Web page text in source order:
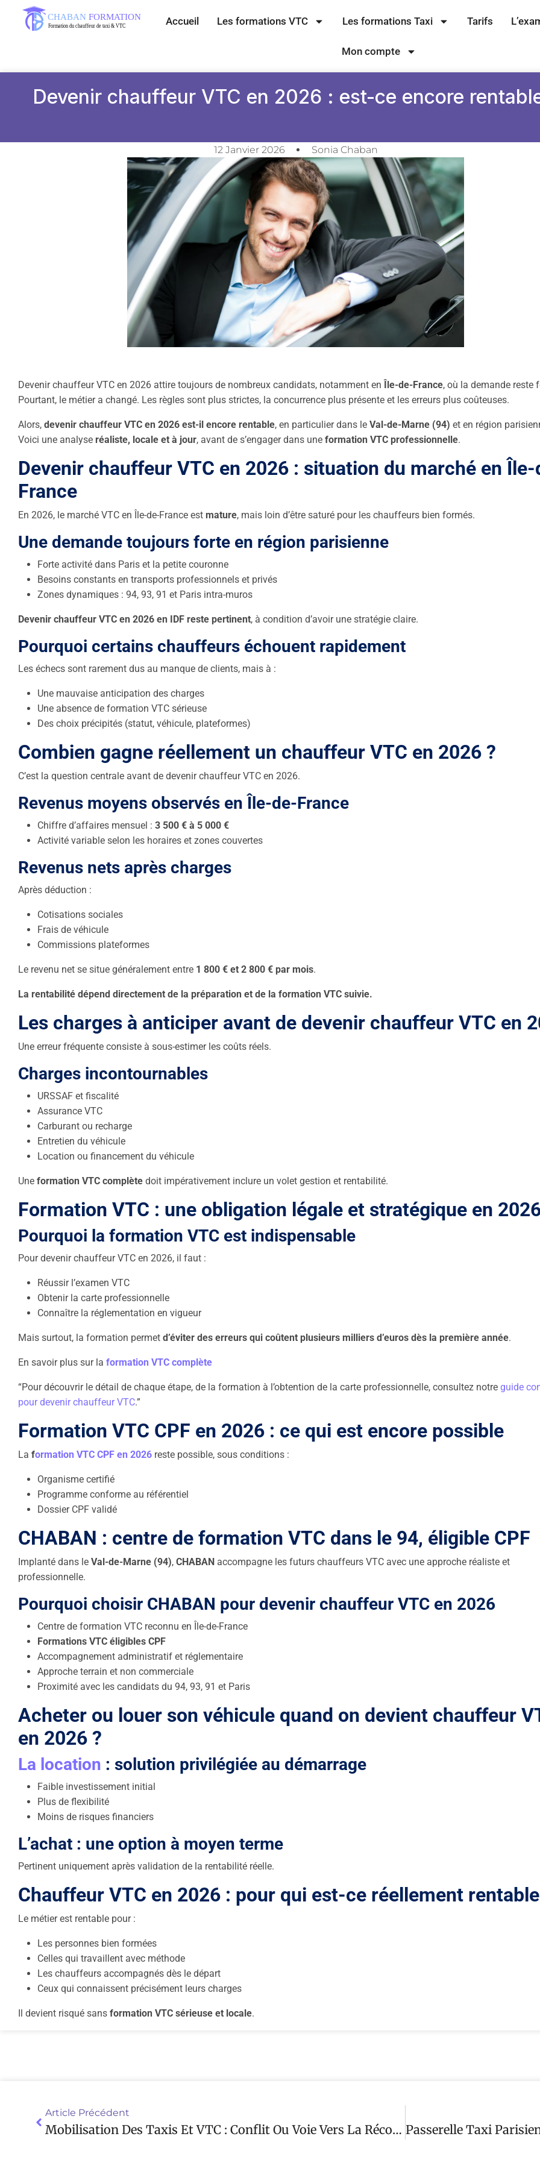
Accueil Les formations VTC Les formations Taxi Tarifs
Mon compte
Devenir chauffeur VTC en 2026 : est-ce encore
12 Janvier 2026 Sonia Chaban
Devenir chauffeur VTC en 2026 attire toujours de nombreux candidats, notamment en Île-de-France, où la demande reste
Pourtant, le métier a changé. Les règles sont plus strictes, la concurrence plus présente et les erreurs plus coûteuses.
Alors, devenir chauffeur VTC en 2026 est-il encore rentable, en particulier dans le Val-de-Marne (94) et en région
Voici une analyse réaliste, locale et à jour, avant de s’engager dans une formation VTC professionnelle.
Devenir chauffeur VTC en 2026 : situation du marché en
France
En 2026, le marché VTC en Île-de-France est mature, mais loin d’être saturé pour les chauffeurs bien formés.
Une demande toujours forte en région parisienne
Forte activité dans Paris et la petite couronne
Besoins constants en transports professionnels et privés
Zones dynamiques : 94, 93, 91 et Paris intra-muros
Devenir chauffeur VTC en 2026 en IDF reste pertinent, à condition d’avoir une stratégie claire.
Pourquoi certains chauffeurs échouent rapidement
Les échecs sont rarement dus au manque de clients, mais à :
Une mauvaise anticipation des charges
Une absence de formation VTC sérieuse
Des choix précipités (statut, véhicule, plateformes)
Combien gagne réellement un chauffeur VTC en 2026 ?
C’est la question centrale avant de devenir chauffeur VTC en 2026.
Revenus moyens observés en Île-de-France
Chiffre d’affaires mensuel : 3 500 € à 5 000 €
Activité variable selon les horaires et zones couvertes
Revenus nets après charges
Après déduction :
Cotisations sociales
Frais de véhicule
Commissions plateformes
Le revenu net se situe généralement entre 1 800 € et 2 800 € par mois.
La rentabilité dépend directement de la préparation et de la formation VTC suivie.
Les charges à anticiper avant de devenir chauffeur VTC en
Une erreur fréquente consiste à sous-estimer les coûts réels.
Charges incontournables
URSSAF et fiscalité
Assurance VTC
Carburant ou recharge
Entretien du véhicule
Location ou financement du véhicule
Une formation VTC complète doit impérativement inclure un volet gestion et rentabilité.
Formation VTC : une obligation légale et stratégique en
Pourquoi la formation VTC est indispensable
Pour devenir chauffeur VTC en 2026, il faut :
Réussir l’examen VTC
Obtenir la carte professionnelle
Connaître la réglementation en vigueur
Mais surtout, la formation permet d’éviter des erreurs qui coûtent plusieurs milliers d’euros dès la première année.
En savoir plus sur la formation VTC complète
“Pour découvrir le détail de chaque étape, de la formation à l’obtention de la carte professionnelle, consultez notre guide
pour devenir chauffeur VTC.”
Formation VTC CPF en 2026 : ce qui est encore possible
La formation VTC CPF en 2026 reste possible, sous conditions :
Organisme certifié
Programme conforme au référentiel
Dossier CPF validé
CHABAN : centre de formation VTC dans le 94, éligible CPF
Implanté dans le Val-de-Marne (94), CHABAN accompagne les futurs chauffeurs VTC avec une approche réaliste et
professionnelle.
Pourquoi choisir CHABAN pour devenir chauffeur VTC en 2026
Centre de formation VTC reconnu en Île-de-France
Formations VTC éligibles CPF
Accompagnement administratif et réglementaire
Approche terrain et non commerciale
Proximité avec les candidats du 94, 93, 91 et Paris
Acheter ou louer son véhicule quand on devient chauffeur
en 2026 ?
La location : solution privilégiée au démarrage
Faible investissement initial
Plus de flexibilité
Moins de risques financiers
L’achat : une option à moyen terme
Pertinent uniquement après validation de la rentabilité réelle.
Chauffeur VTC en 2026 : pour qui est-ce réellement
Le métier est rentable pour :
Les personnes bien formées
Celles qui travaillent avec méthode
Les chauffeurs accompagnés dès le départ
Ceux qui connaissent précisément leurs charges
Il devient risqué sans formation VTC sérieuse et locale.
Article Précédent
Mobilisation Des Taxis Et VTC : Conflit Ou Voie Vers La Réconciliation ?